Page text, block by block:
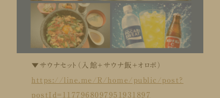
▼サウナセット（入館＋サウナ飯＋オロポ）
https://line.me/R/home/public/post?
postId=1177968097951931897